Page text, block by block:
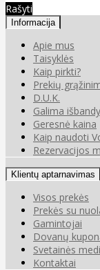
Rašyti
Informacija
Apie mus
Taisyklės
Kaip pirkti?
Prekių
D.U.K.
Galima
Geresnė kaina
Kaip naudoti
Rezervacijos
Klientų aptarnavimas
Visos prekės
Prekės su
Gamintojai
Dovanų
Svetainės
Kontaktai